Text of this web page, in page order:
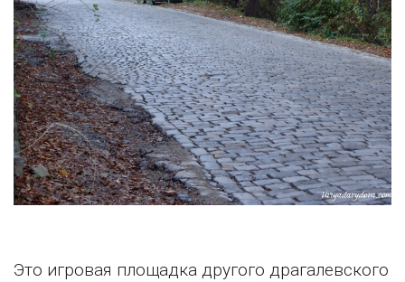
Это игровая площадка другого драгалевского